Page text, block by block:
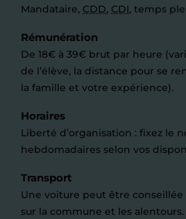
Mandataire, CDD, CDI, temps
Rémunération
De 18€ à 39€ brut par heure
de l’élève, la distance pour se
la famille et votre expérience).
Horaires
Liberté d’organisation : fixez le
hebdomadaires selon vos
Transport
Une voiture peut être
sur la commune et les alentours.